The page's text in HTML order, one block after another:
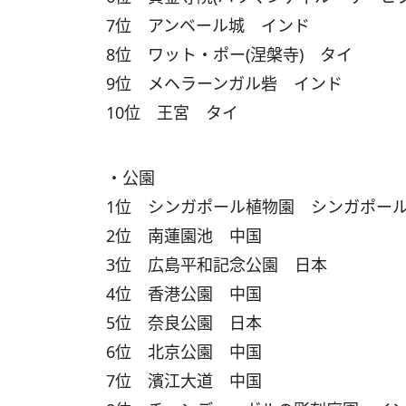
7位 アンベール城 インド
8位 ワット・ポー(涅槃寺) タイ
9位 メヘラーンガル砦 インド
10位 王宮 タイ
・公園
1位 シンガポール植物園 シンガポー
2位 南蓮園池 中国
3位 広島平和記念公園 日本
4位 香港公園 中国
5位 奈良公園 日本
6位 北京公園 中国
7位 濱江大道 中国